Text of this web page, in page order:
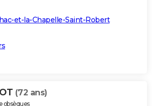
et-la-Chapelle-Saint-Robert
(72 ans)
obsèques